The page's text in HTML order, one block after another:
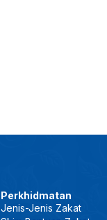
Perkhidmatan
Jenis-Jenis Zakat